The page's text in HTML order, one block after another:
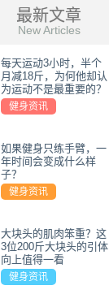
最新文章
New Articles
每天运动3小时，半个
月减18斤，为何他却认
为运动不是最重要的？
健身资讯
如果健身只练手臂，一
年时间会变成什么样
子？
健身资讯
大块头的肌肉笨重？这
3位200斤大块头的引体
向上值得一看
健身资讯